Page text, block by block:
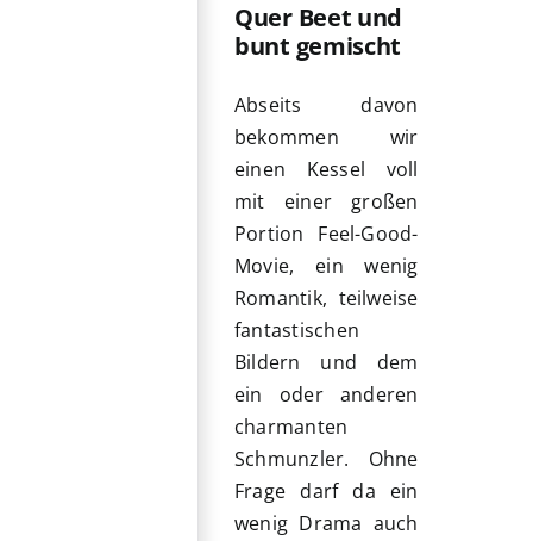
Quer Beet und
bunt gemischt
Abseits davon
bekommen wir
einen Kessel voll
mit einer großen
Portion Feel-Good-
Movie, ein wenig
Romantik, teilweise
fantastischen
Bildern und dem
ein oder anderen
charmanten
Schmunzler. Ohne
Frage darf da ein
wenig Drama auch